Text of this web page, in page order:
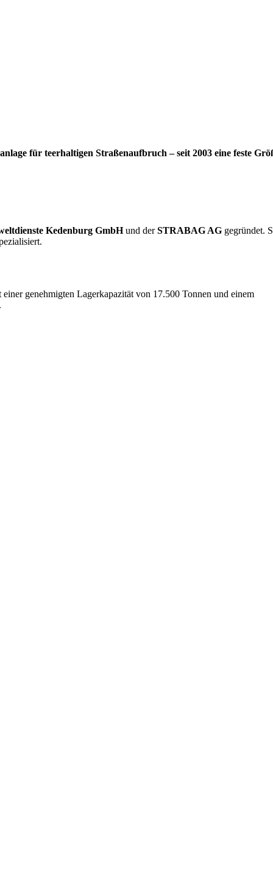
für teerhaltigen Straßenaufbruch – seit 2003 eine feste
Kedenburg GmbHund derSTRABAG AGgegründet.
genehmigten Lagerkapazität von 17.500 Tonnen und einem